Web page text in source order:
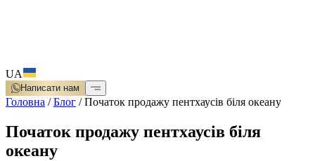
UA
Написати нам
Головна /Блог /Початок продажу пентхаусів біля океану
Початок продажу пентхаусів біля
океану